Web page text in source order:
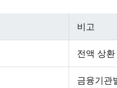
비고
전액 상
금융기관